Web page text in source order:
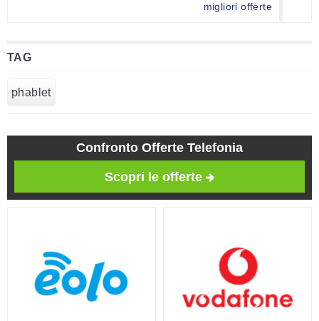
migliori offerte
TAG
phablet
Confronto Offerte Telefonia
Scopri le offerte